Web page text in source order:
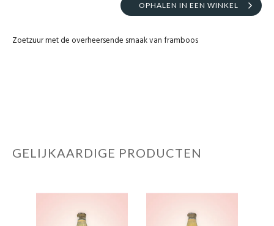
OPHALEN IN EEN WINKEL
Zoetzuur met de overheersende smaak van framboos
GELIJKAARDIGE PRODUCTEN